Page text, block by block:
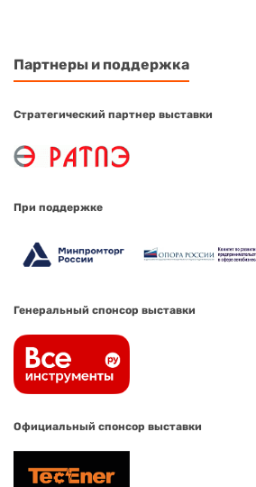
Партнеры и поддержка
Стратегический партнер выставки
При поддержке
Генеральный спонсор выставки
Официальный спонсор выставки